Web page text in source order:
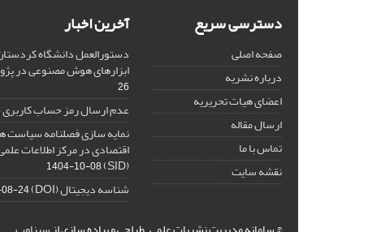
دسترسی سریع
صفحه اصلی
درباره نشریه
اعضای هیات تحریریه
ارسال مقاله
تماس با ما
نقشه سایت
آخرین اخبار
دستورالعمل دانشگاه
ابزارهای هوش مصنوعی در
26
عدم ارسال رمز حساب کاربری
نمایه سازی فصلنامه سیاست
اقتصادی در مرکز اطلاعات
(SID)
1404-10-08
شناسه دیجیتال (DOI) 24